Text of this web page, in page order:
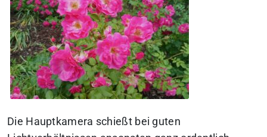
Die Hauptkamera schießt bei guten